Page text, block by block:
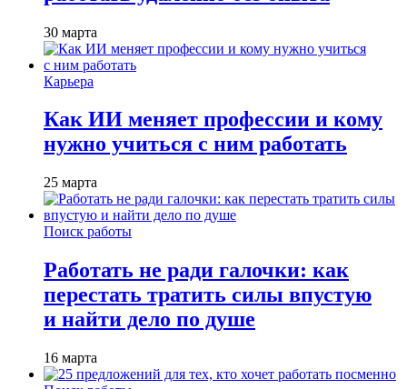
30 марта
Карьера
Как ИИ меняет профессии и кому
нужно учиться с ним работать
25 марта
Поиск работы
Работать не ради галочки: как
перестать тратить силы впустую
и найти дело по душе
16 марта